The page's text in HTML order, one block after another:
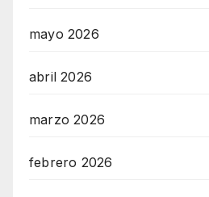
mayo 2026
abril 2026
marzo 2026
febrero 2026